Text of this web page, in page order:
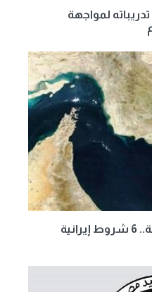
لمواجهة
مضيق هرمز في قلب المواجهة.. 6 شروط إيرانية